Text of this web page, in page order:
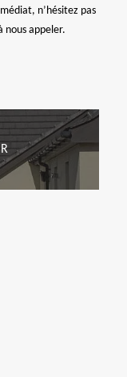
n’hésitez pas
nous appeler.